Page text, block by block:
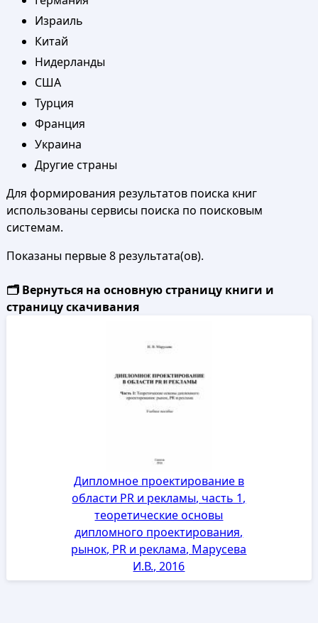
Израиль
Китай
Нидерланды
США
Турция
Франция
Украина
Другие страны
Для формирования результатов поиска книг
использованы сервисы поиска по поисковым
системам.
Показаны первые 8 результата(ов).
🗂️ Вернуться на основную страницу книги и
страницу скачивания
Дипломное проектирование в
области PR и рекламы, часть 1,
теоретические основы
дипломного проектирования,
рынок, PR и реклама, Марусева
И.В., 2016